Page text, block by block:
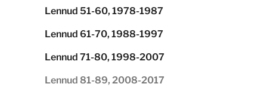
Lennud 51-60, 1978-1987
Lennud 61-70, 1988-1997
Lennud 71-80, 1998-2007
Lennud 81-89, 2008-2017